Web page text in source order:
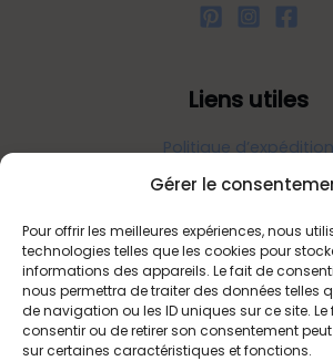
Gérer le
Pour offrir les meilleures expériences, nous
technologies telles que les cookies pour
informations des appareils. Le fait de
nous permettra de traiter des données telles
de navigation ou les ID uniques sur ce site.
consentir ou de retirer son consentement
sur certaines caractéristiques et fonctions.
Liens utiles
Politique d’expédition
Politique de
Conditions générales de vente et
Bijouterie en